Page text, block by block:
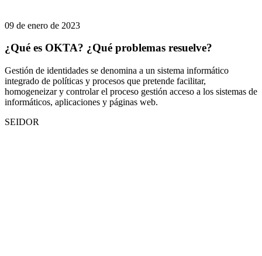
09 de enero de 2023
¿Qué es OKTA? ¿Qué problemas resuelve?
Gestión de identidades se denomina a un sistema informático
integrado de políticas y procesos que pretende facilitar,
homogeneizar y controlar el proceso gestión acceso a los sistemas de
informáticos, aplicaciones y páginas web.
SEIDOR